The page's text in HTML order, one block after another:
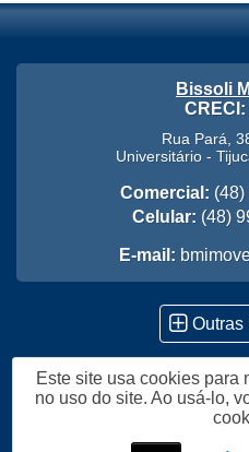
Bissoli
CRECI:
Rua Pará,
Universitário -
Comercial:
Celular: (48)
E-mail:
Outras
Política de
Este site usa cookies para
no uso do site. Ao usá-lo,